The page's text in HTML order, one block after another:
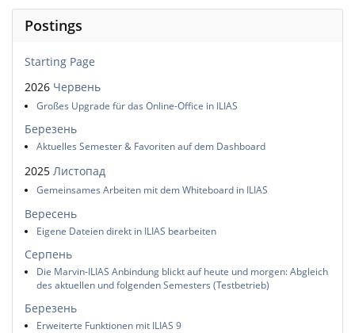
Postings
Starting Page
2026 Червень
Großes Upgrade für das Online-Office in ILIAS
Березень
Aktuelles Semester & Favoriten auf dem Dashboard
2025 Листопад
Gemeinsames Arbeiten mit dem Whiteboard in ILIAS
Вересень
Eigene Dateien direkt in ILIAS bearbeiten
Серпень
Die Marvin-ILIAS Anbindung blickt auf heute und morgen: Abgleich
des aktuellen und folgenden Semesters (Testbetrieb)
Березень
Erweiterte Funktionen mit ILIAS 9